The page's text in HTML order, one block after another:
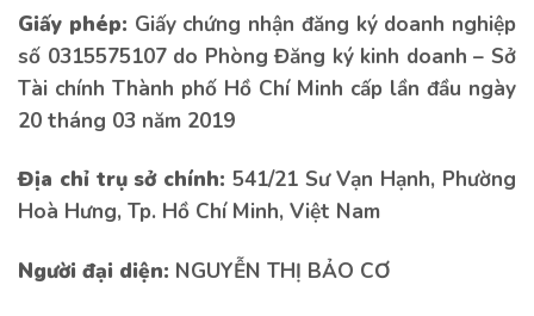
Giấy phép: Giấy chứng nhận đăng ký doanh nghiệp
số 0315575107 do Phòng Đăng ký kinh doanh – Sở
Tài chính Thành phố Hồ Chí Minh cấp lần đầu ngày
20 tháng 03 năm 2019
Địa chỉ trụ sở chính: 541/21 Sư Vạn Hạnh, Phường
Hoà Hưng, Tp. Hồ Chí Minh, Việt Nam
Người đại diện: NGUYỄN THỊ BẢO CƠ
Liên hệ tư vấn
Liên hệ tư vấn